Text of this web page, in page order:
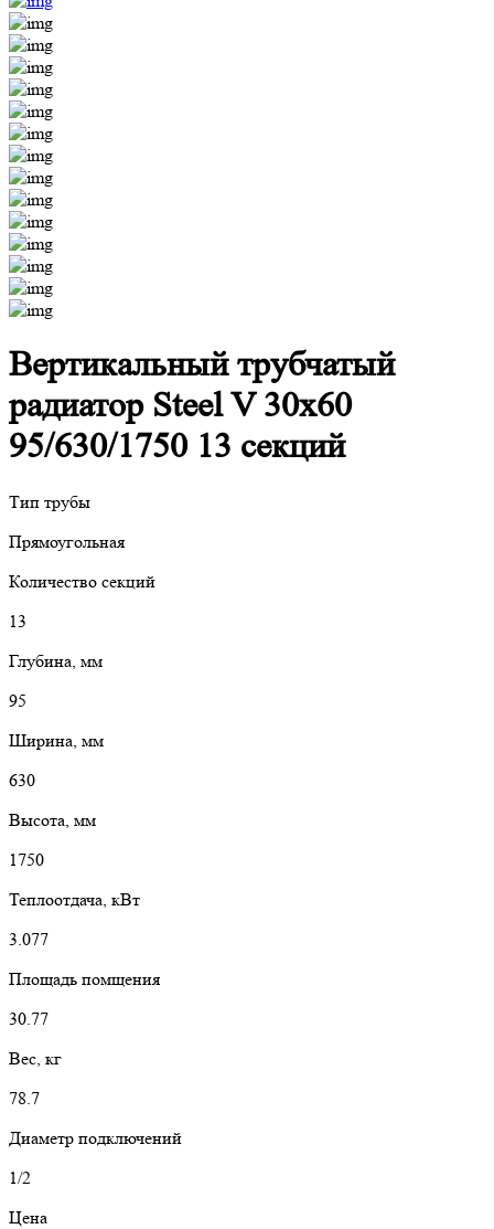
Вертикальный трубчатый
радиатор Steel V 30х60
95/630/1750 13 секций
Тип трубы
Прямоугольная
Количество секций
13
Глубина, мм
95
Ширина, мм
630
Высота, мм
1750
Теплоотдача, кВт
3.077
Площадь помщения
30.77
Вес, кг
78.7
Диаметр подключений
1/2
Цена